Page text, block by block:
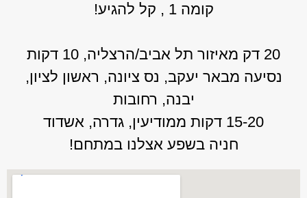
קומה 1 , קל להגיע!
20 דק מאיזור תל אביב/הרצליה, 10 דקות
נסיעה מבאר יעקב, נס ציונה, ראשון לציון,
יבנה, רחובות
15-20 דקות ממודיעין, גדרה, אשדוד
חניה בשפע אצלנו במתחם!